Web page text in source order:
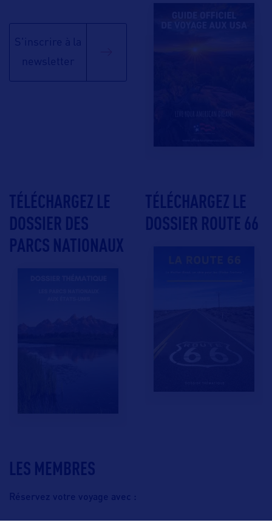
LES MEMBRES
Réservez votre voyage avec :
S'inscrire à la
newsletter
TÉLÉCHARGEZ LE
DOSSIER DES
PARCS NATIONAUX
TÉLÉCHARGEZ LE
DOSSIER ROUTE 66